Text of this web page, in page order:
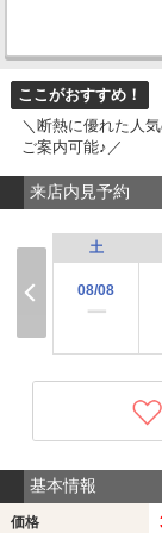
ここがおすすめ！
＼断熱に優れた人
ご案内可能♪／
来店内見予約
土
08/08
ー
基本情報
価格